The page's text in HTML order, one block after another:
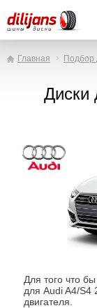
Главная Подбор
Диски
Для того что
для Audi A4/S4
двигателя.